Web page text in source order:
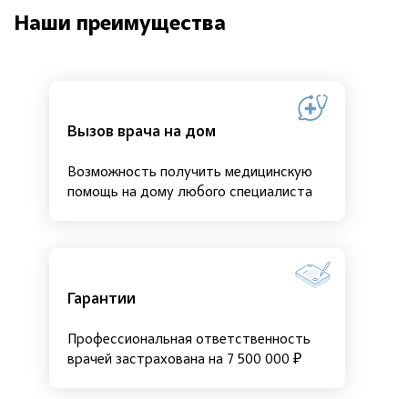
Наши преимущества
Вызов врача на дом
Возможность получить медицинскую
помощь на дому любого специалиста
Гарантии
Профессиональная ответственность
врачей застрахована на 7 500 000 ₽